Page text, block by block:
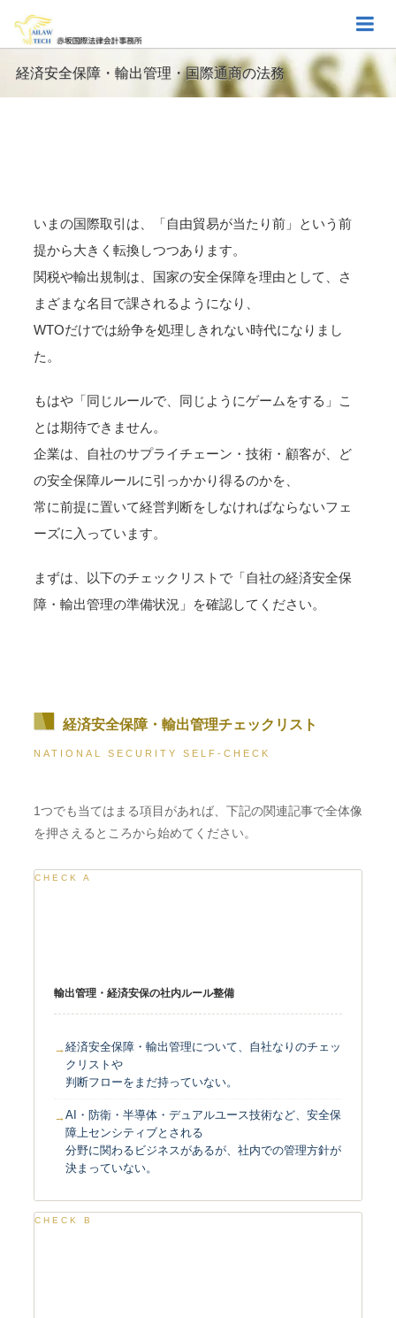
経済安全保障・輸出管理・国際通商の法務
いまの国際取引は、「自由貿易が当たり前」という前
提から大きく転換しつつあります。
関税や輸出規制は、国家の安全保障を理由として、さ
まざまな名目で課されるようになり、
WTOだけでは紛争を処理しきれない時代になりまし
た。
もはや「同じルールで、同じようにゲームをする」こ
とは期待できません。
企業は、自社のサプライチェーン・技術・顧客が、ど
の安全保障ルールに引っかかり得るのかを、
常に前提に置いて経営判断をしなければならないフェ
ーズに入っています。
まずは、以下のチェックリストで「自社の経済安全保
障・輸出管理の準備状況」を確認してください。
経済安全保障・輸出管理チェックリスト
NATIONAL SECURITY SELF-CHECK
1つでも当てはまる項目があれば、下記の関連記事で全体像
を押さえるところから始めてください。
CHECK A
輸出管理・経済安保の社内ルール整備
経済安全保障・輸出管理について、自社なりのチェッ
クリストや
判断フローをまだ持っていない。
AI・防衛・半導体・デュアルユース技術など、安全保
障上センシティブとされる
分野に関わるビジネスがあるが、社内での管理方針が
決まっていない。
CHECK B